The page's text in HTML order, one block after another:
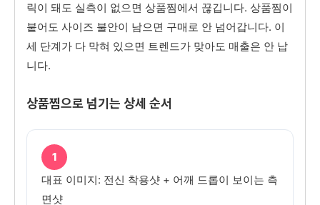
릭이 돼도 실측이 없으면 상품찜에서 끊깁니다. 상품찜이
붙어도 사이즈 불안이 남으면 구매로 안 넘어갑니다. 이
세 단계가 다 막혀 있으면 트렌드가 맞아도 매출은 안 납
니다.
상품찜으로 넘기는 상세 순서
1
대표 이미지: 전신 착용샷 + 어깨 드롭이 보이는 측
면샷